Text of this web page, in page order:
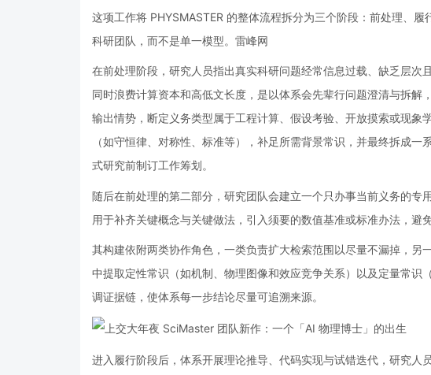
这项工作将 PHYSMASTER 的整体流程拆分为三个阶段：前处理、
科研团队，而不是单一模型。雷峰网
在前处理阶段，研究人员指出真实科研问题经常信息过载、缺乏层次
同时浪费计算资本和高低文长度，是以体系会先辈行问题澄清与拆解
输出情势，断定义务类型属于工程计算、假设考验、开放摸索或现象
（如守恒律、对称性、标准等），补足所需背景常识，并最终拆成
式研究前制订工作筹划。
随后在前处理的第二部分，研究团队会建立一个只办事当前义务的专
用于补齐关键概念与关键做法，引入须要的数值基准或标准办法，避
其构建依附两类协作角色，一类负责扩大检索范围以尽量不漏掉，另
中提取定性常识（如机制、物理图像和效应竞争关系）以及定量常识
调证据链，使体系每一步结论尽量可追溯来源。
进入履行阶段后，体系开展理论推导、代码实现与试错迭代，研究人